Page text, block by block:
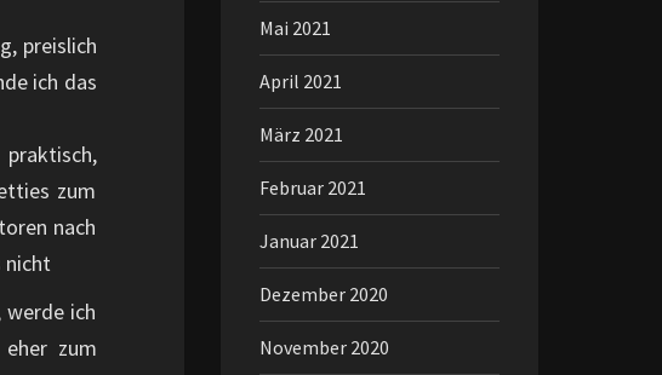
preislich
ich das
zum
nach
nicht
werde ich
zum
Mai 2021
April 2021
März 2021
Februar 2021
Januar 2021
Dezember 2020
November 2020